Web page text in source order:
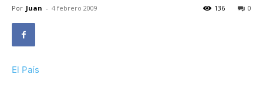
Por Juan - 4 febrero 2009 0
136
El País